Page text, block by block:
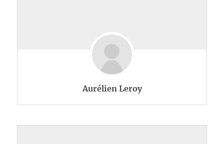
Aurélien Leroy